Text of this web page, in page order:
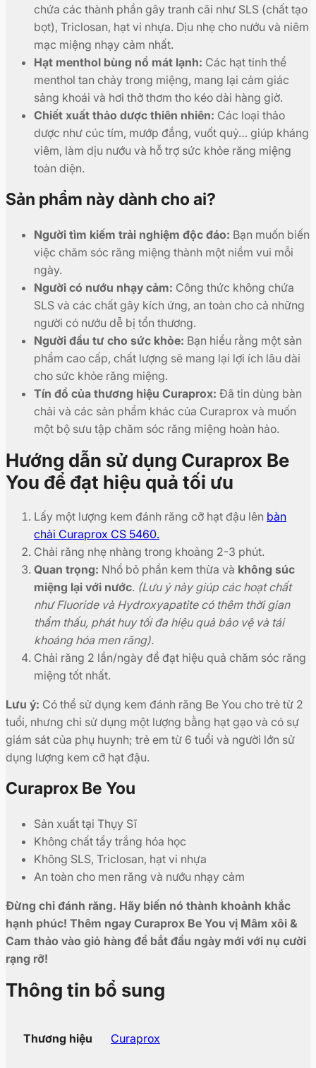
chứa các thành phần gây tranh cãi như SLS (chất tạo
bọt), Triclosan, hạt vi nhựa. Dịu nhẹ cho nướu và niêm
mạc miệng nhạy cảm nhất.
Hạt menthol bùng nổ mát lạnh: Các hạt tinh thể
menthol tan chảy trong miệng, mang lại cảm giác
sảng khoái và hơi thở thơm tho kéo dài hàng giờ.
Chiết xuất thảo dược thiên nhiên: Các loại thảo
dược như cúc tím, mướp đắng, vuốt quỷ… giúp kháng
viêm, làm dịu nướu và hỗ trợ sức khỏe răng miệng
toàn diện.
Sản phẩm này dành cho ai?
Người tìm kiếm trải nghiệm độc đáo: Bạn muốn biến
việc chăm sóc răng miệng thành một niềm vui mỗi
ngày.
Người có nướu nhạy cảm: Công thức không chứa
SLS và các chất gây kích ứng, an toàn cho cả những
người có nướu dễ bị tổn thương.
Người đầu tư cho sức khỏe: Bạn hiểu rằng một sản
phẩm cao cấp, chất lượng sẽ mang lại lợi ích lâu dài
cho sức khỏe răng miệng.
Tín đồ của thương hiệu Curaprox: Đã tin dùng bàn
chải và các sản phẩm khác của Curaprox và muốn
một bộ sưu tập chăm sóc răng miệng hoàn hảo.
Hướng dẫn sử dụng Curaprox Be
You để đạt hiệu quả tối ưu
Lấy một lượng kem đánh răng cỡ hạt đậu lên bàn
chải Curaprox CS 5460.
Chải răng nhẹ nhàng trong khoảng 2-3 phút.
Quan trọng: Nhổ bỏ phần kem thừa và không súc
miệng lại với nước. (Lưu ý này giúp các hoạt chất
như Fluoride và Hydroxyapatite có thêm thời gian
thẩm thấu, phát huy tối đa hiệu quả bảo vệ và tái
khoáng hóa men răng).
Chải răng 2 lần/ngày để đạt hiệu quả chăm sóc răng
miệng tốt nhất.
Lưu ý: Có thể sử dụng kem đánh răng Be You cho trẻ từ 2
tuổi, nhưng chỉ sử dụng một lượng bằng hạt gạo và có sự
giám sát của phụ huynh; trẻ em từ 6 tuổi và người lớn sử
dụng lượng kem cỡ hạt đậu.
Curaprox Be You
Sản xuất tại Thụy Sĩ
Không chất tẩy trắng hóa học
Không SLS, Triclosan, hạt vi nhựa
An toàn cho men răng và nướu nhạy cảm
Đừng chỉ đánh răng. Hãy biến nó thành khoảnh khắc
hạnh phúc! Thêm ngay Curaprox Be You vị Mâm xôi &
Cam thảo vào giỏ hàng để bắt đầu ngày mới với nụ cười
rạng rỡ!
Thông tin bổ sung
Thương hiệu Curaprox